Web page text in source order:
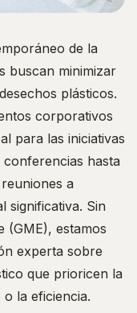
de la
buscan minimizar
plásticos.
corporativos
para las iniciativas
conferencias hasta
a
significativa. Sin
(GME), estamos
experta sobre
que prioricen la
la eficiencia.